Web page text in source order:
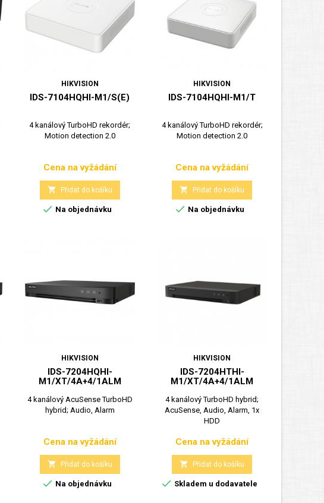
HIKVISION
IDS-7104HQHI-M1/S(E)
4 kanálový TurboHD rekordér;
Motion detection 2.0
Cena
Cena na vyžádání
 Přidat do košíku
 Na objednávku
HIKVISION
IDS-7104HQHI-M1/T
4 kanálový TurboHD rekordér;
Motion detection 2.0
Cena
Cena na vyžádání
 Přidat do košíku
 Na objednávku
HIKVISION
IDS-7204HQHI-
M1/XT/4A+4/1ALM
4 kanálový AcuSense TurboHD
hybrid; Audio, Alarm
Cena
Cena na vyžádání
 Přidat do košíku
 Na objednávku
HIKVISION
IDS-7204HTHI-
M1/XT/4A+4/1ALM
4 kanálový TurboHD hybrid;
AcuSense, Audio, Alarm, 1x
HDD
Cena
Cena na vyžádání
 Přidat do košíku
 Skladem u dodavatele